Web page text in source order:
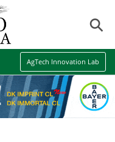
⚲
AgTech Innovation Lab